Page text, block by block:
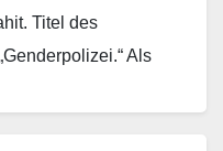
Titel des
Als